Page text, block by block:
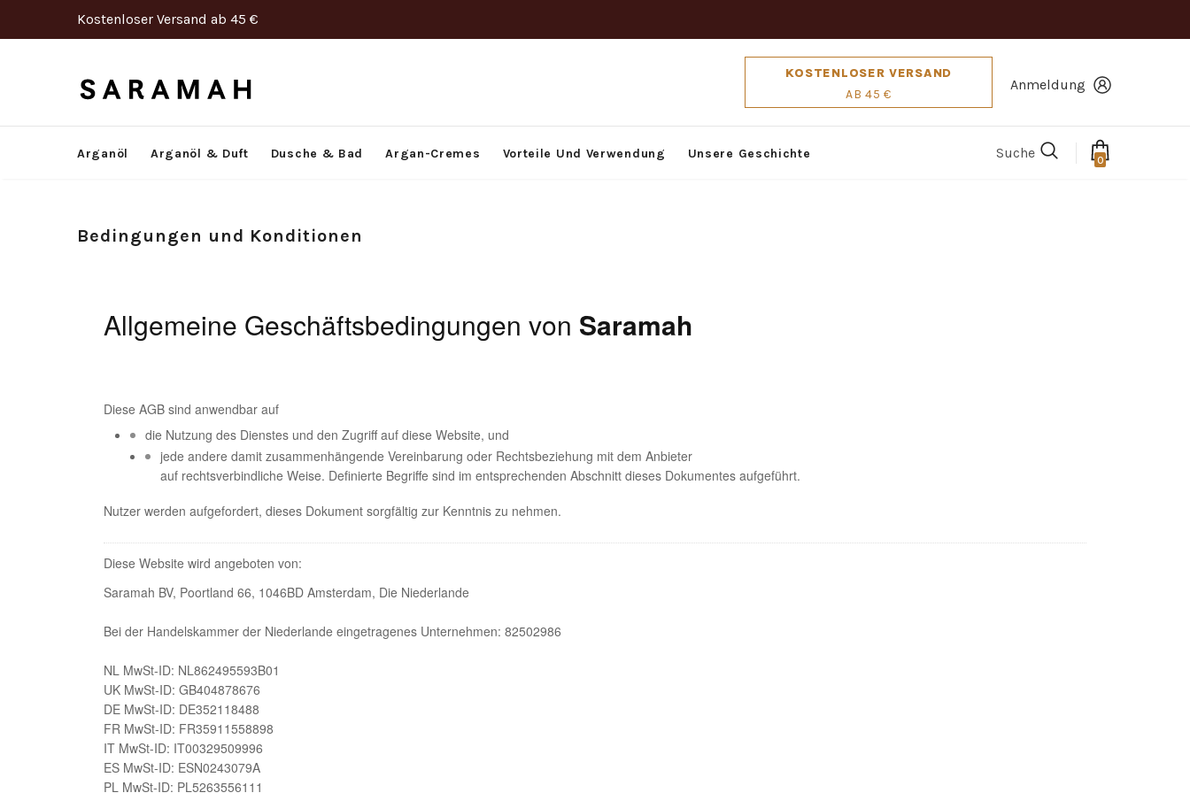
Kostenloser Versand ab 45 €
KOSTENLOSER VERSAND
AB 45 €
Anmeldung
Arganöl Arganöl & Duft Dusche & Bad Argan-Cremes Vorteile Und Verwendung Unsere Geschichte Suche 0
Bedingungen und Konditionen
Allgemeine Geschäftsbedingungen von Saramah
Diese AGB sind anwendbar auf
die Nutzung des Dienstes und den Zugriff auf diese Website, und
jede andere damit zusammenhängende Vereinbarung oder Rechtsbeziehung mit dem Anbieter
auf rechtsverbindliche Weise. Definierte Begriffe sind im entsprechenden Abschnitt dieses Dokumentes aufgeführt.
Nutzer werden aufgefordert, dieses Dokument sorgfältig zur Kenntnis zu nehmen.
Diese Website wird angeboten von:
Saramah BV, Poortland 66, 1046BD Amsterdam, Die Niederlande
Bei der Handelskammer der Niederlande eingetragenes Unternehmen: 82502986
NL MwSt-ID: NL862495593B01
UK MwSt-ID: GB404878676
DE MwSt-ID: DE352118488
FR MwSt-ID: FR35911558898
IT MwSt-ID: IT00329509996
ES MwSt-ID: ESN0243079A
PL MwSt-ID: PL5263556111